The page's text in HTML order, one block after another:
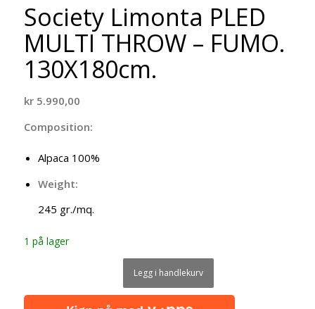
Society Limonta PLED
MULTI THROW – FUMO.
130X180cm.
kr5.990,00
Composition:
Alpaca 100%
Weight:
245 gr./mq.
1 på lager
Legg i handlekurv